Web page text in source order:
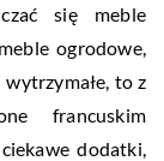
się meble
ogrodowe,
to z
francuskim
dodatki,